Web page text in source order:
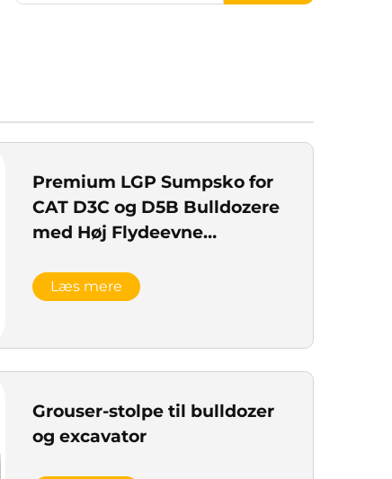
Premium LGP Sumpsko for
CAT D3C og D5B Bulldozere
med Høj Flydeevne
Læs mere
Grouser-stolpe til bulldozer
og excavator